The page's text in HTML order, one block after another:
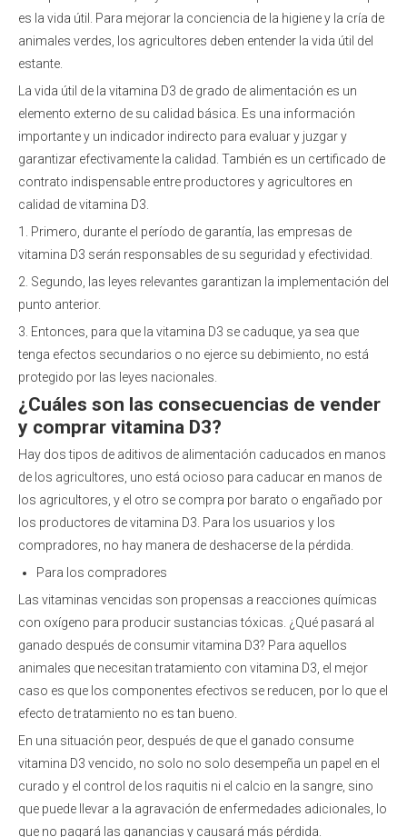
es la vida útil. Para mejorar la conciencia de la higiene y la cría de
animales verdes, los agricultores deben entender la vida útil del
estante.
La vida útil de la vitamina D3 de grado de alimentación es un
elemento externo de su calidad básica. Es una información
importante y un indicador indirecto para evaluar y juzgar y
garantizar efectivamente la calidad. También es un certificado de
contrato indispensable entre productores y agricultores en
calidad de vitamina D3.
1. Primero, durante el período de garantía, las empresas de
vitamina D3 serán responsables de su seguridad y efectividad.
2. Segundo, las leyes relevantes garantizan la implementación del
punto anterior.
3. Entonces, para que la vitamina D3 se caduque, ya sea que
tenga efectos secundarios o no ejerce su debimiento, no está
protegido por las leyes nacionales.
¿Cuáles son las consecuencias de vender
y comprar vitamina D3?
Hay dos tipos de aditivos de alimentación caducados en manos
de los agricultores, uno está ocioso para caducar en manos de
los agricultores, y el otro se compra por barato o engañado por
los productores de vitamina D3. Para los usuarios y los
compradores, no hay manera de deshacerse de la pérdida.
Para los compradores
Las vitaminas vencidas son propensas a reacciones químicas
con oxígeno para producir sustancias tóxicas. ¿Qué pasará al
ganado después de consumir vitamina D3? Para aquellos
animales que necesitan tratamiento con vitamina D3, el mejor
caso es que los componentes efectivos se reducen, por lo que el
efecto de tratamiento no es tan bueno.
En una situación peor, después de que el ganado consume
vitamina D3 vencido, no solo no solo desempeña un papel en el
curado y el control de los raquitis ni el calcio en la sangre, sino
que puede llevar a la agravación de enfermedades adicionales, lo
que no pagará las ganancias y causará más pérdida.